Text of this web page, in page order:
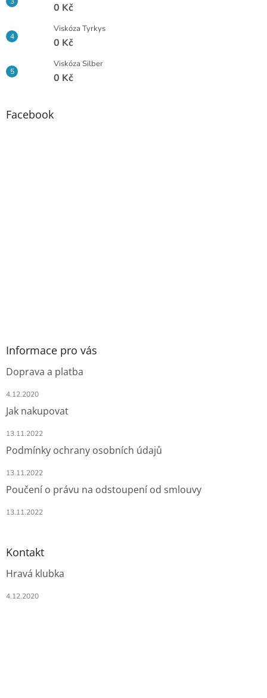
0 Kč
Viskóza Tyrkys
0 Kč
Viskóza Silber
0 Kč
Facebook
Informace pro vás
Doprava a platba
4.12.2020
Jak nakupovat
13.11.2022
Podmínky ochrany osobních údajů
13.11.2022
Poučení o právu na odstoupení od smlouvy
13.11.2022
Kontakt
Hravá klubka
4.12.2020